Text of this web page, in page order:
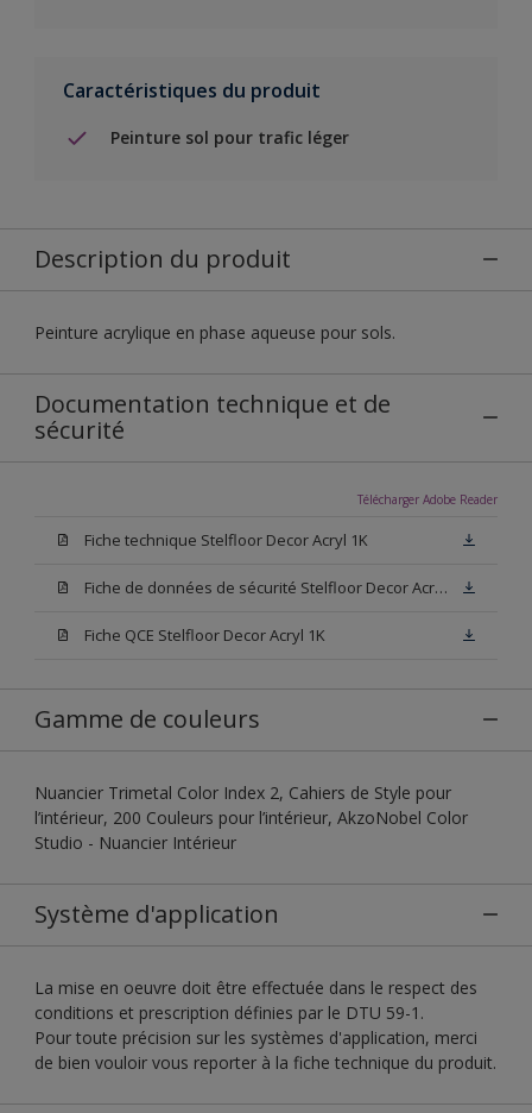
Caractéristiques du produit
Peinture sol pour trafic léger
Description du produit
Peinture acrylique en phase aqueuse pour sols.
Documentation technique et de
sécurité
Télécharger Adobe Reader
Fiche technique Stelfloor Decor Acryl 1K
Fiche de données de sécurité Stelfloor Decor Acryl 1K
Fiche QCE Stelfloor Decor Acryl 1K
Gamme de couleurs
Nuancier Trimetal Color Index 2, Cahiers de Style pour
l’intérieur, 200 Couleurs pour l’intérieur, AkzoNobel Color
Studio - Nuancier Intérieur
Système d'application
La mise en oeuvre doit être effectuée dans le respect des
conditions et prescription définies par le DTU 59-1.
Pour toute précision sur les systèmes d'application, merci
de bien vouloir vous reporter à la fiche technique du produit.